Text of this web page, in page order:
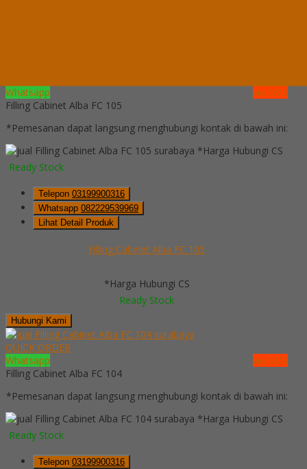
Whatsapp
via SMS
Filling Cabinet Alba FC 105
*Pemesanan dapat langsung menghubungi kontak di bawah ini:
*Harga Hubungi CS
Ready Stock
Telepon 03199900316
Whatsapp 082229539969
Lihat Detail Produk
Filling Cabinet Alba FC 105
*Harga Hubungi CS
Ready Stock
Hubungi Kami
QUICK ORDER
Whatsapp
via SMS
Filling Cabinet Alba FC 104
*Pemesanan dapat langsung menghubungi kontak di bawah ini:
*Harga Hubungi CS
Ready Stock
Telepon 03199900316